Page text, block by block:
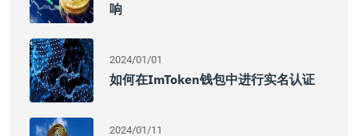
响
2024/01/01
如何在imToken钱包中进行实名认证
2024/01/11